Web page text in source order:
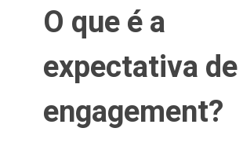
O que é a
expectativa de
engagement?